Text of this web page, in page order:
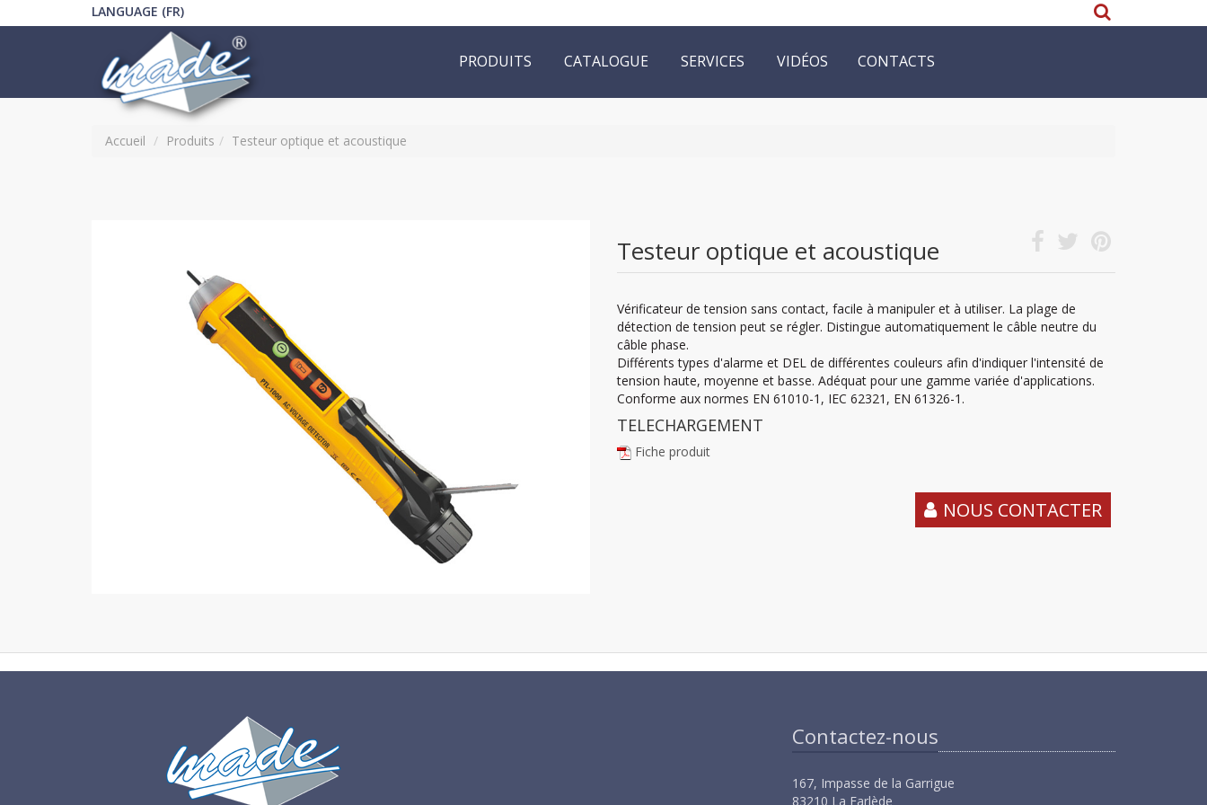
LANGUAGE (FR)
PRODUITS CATALOGUE SERVICES VIDÉOS CONTACTS
Accueil Produits Testeur optique et acoustique
Testeur optique et acoustique
Vérificateur de tension sans contact, facile à manipuler et à utiliser. La plage de
détection de tension peut se régler. Distingue automatiquement le câble neutre du
câble phase.
Différents types d'alarme et DEL de différentes couleurs afin d'indiquer l'intensité de
tension haute, moyenne et basse. Adéquat pour une gamme variée d'applications.
Conforme aux normes EN 61010-1, IEC 62321, EN 61326-1.
TELECHARGEMENT
Fiche produit
NOUS CONTACTER
Contactez-nous
167, Impasse de la Garrigue
83210 La Farlède